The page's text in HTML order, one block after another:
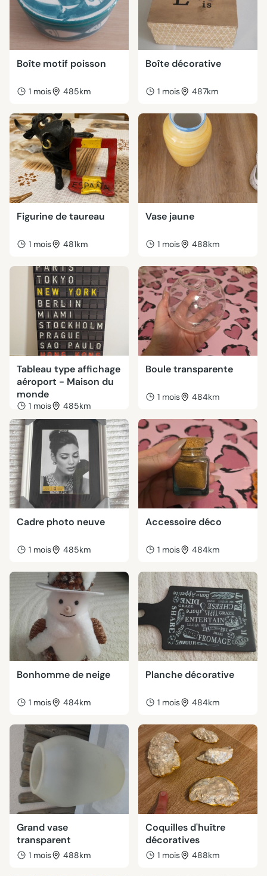
Boîte motif poisson
1 mois 485km
Boîte décorative
1 mois 487km
Figurine de taureau
1 mois 481km
Vase jaune
1 mois 488km
Tableau type affichage
aéroport - Maison du
monde
1 mois 485km
Boule transparente
1 mois 484km
Cadre photo neuve
1 mois 485km
Accessoire déco
1 mois 484km
Bonhomme de neige
1 mois 484km
Planche décorative
1 mois 484km
Grand vase
transparent
1 mois 488km
Coquilles d'huître
décoratives
1 mois 488km